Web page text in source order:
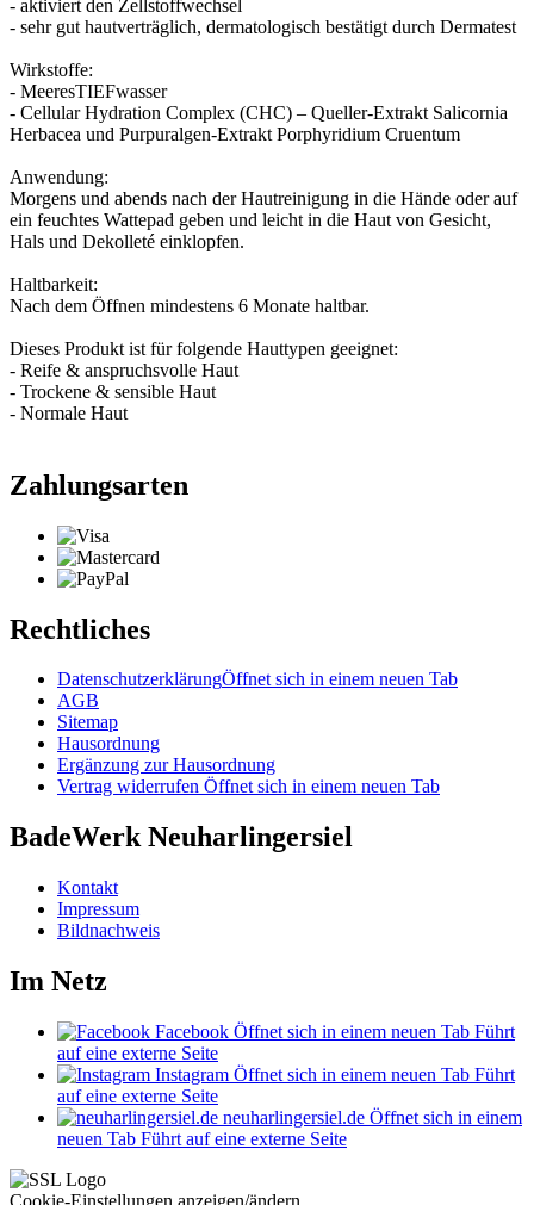
- aktiviert den Zellstoffwechsel
- sehr gut hautverträglich, dermatologisch bestätigt durch Dermatest
Wirkstoffe:
- MeeresTIEFwasser
- Cellular Hydration Complex (CHC) – Queller-Extrakt Salicornia
Herbacea und Purpuralgen-Extrakt Porphyridium Cruentum
Anwendung:
Morgens und abends nach der Hautreinigung in die Hände oder auf
ein feuchtes Wattepad geben und leicht in die Haut von Gesicht,
Hals und Dekolleté einklopfen.
Haltbarkeit:
Nach dem Öffnen mindestens 6 Monate haltbar.
Dieses Produkt ist für folgende Hauttypen geeignet:
- Reife & anspruchsvolle Haut
- Trockene & sensible Haut
- Normale Haut
Zahlungsarten
Rechtliches
DatenschutzerklärungÖffnet sich in einem neuen Tab
AGB
Sitemap
Hausordnung
Ergänzung zur Hausordnung
Vertrag widerrufen Öffnet sich in einem neuen Tab
BadeWerk Neuharlingersiel
Kontakt
Impressum
Bildnachweis
Im Netz
Facebook Öffnet sich in einem neuen Tab Führt
auf eine externe Seite
Instagram Öffnet sich in einem neuen Tab Führt
auf eine externe Seite
neuharlingersiel.de Öffnet sich in einem
neuen Tab Führt auf eine externe Seite
Cookie-Einstellungen anzeigen/ändern